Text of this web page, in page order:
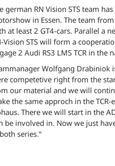
german RN Vision STS team
in Essen. The team
at least 2 GT4-cars. Parallel a
Vision STS will form a
2 Audi RS3 LMS TCR in the
Wolfgang Drabiniok
competetive right from the
our material and we will
the same approch in the
There we will start in the
be involved in. Now we just
series.“